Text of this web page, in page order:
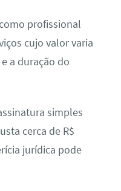
profissional
cujo valor varia
a duração do
simples
cerca de R$
jurídica pode